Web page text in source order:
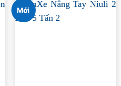
sao
Mới